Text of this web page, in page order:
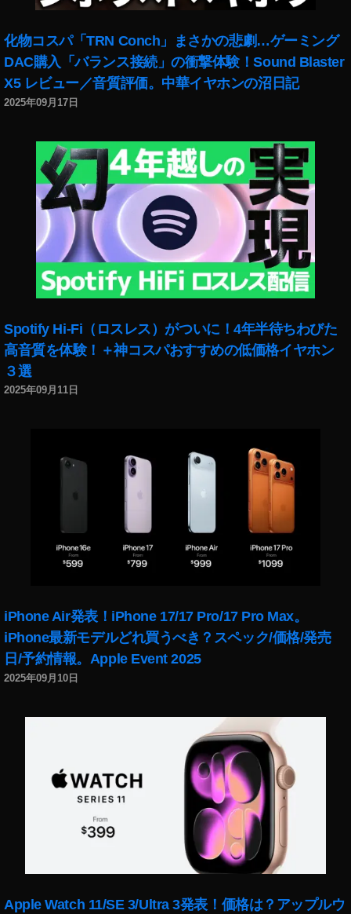
化物コスパ「TRN Conch」まさかの悲劇…ゲーミング
DAC購入「バランス接続」の衝撃体験！Sound Blaster
X5 レビュー／音質評価。中華イヤホンの沼日記
2025年09月17日
Spotify Hi-Fi（ロスレス）がついに！4年半待ちわびた
高音質を体験！＋神コスパおすすめの低価格イヤホン
３選
2025年09月11日
iPhone Air発表！iPhone 17/17 Pro/17 Pro Max。
iPhone最新モデルどれ買うべき？スペック/価格/発売
日/予約情報。Apple Event 2025
2025年09月10日
Apple Watch 11/SE 3/Ultra 3発表！価格は？アップルウ